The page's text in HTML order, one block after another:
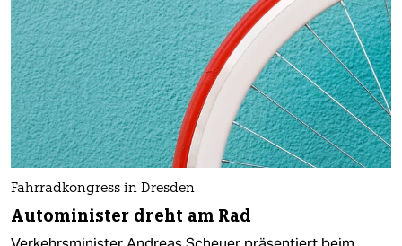
Fahrradkongress in Dresden
Autominister dreht am Rad